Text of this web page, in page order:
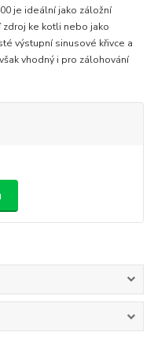
je ideální jako záložní
ke kotli nebo jako
výstupní sinusové křivce a
vhodný i pro zálohování